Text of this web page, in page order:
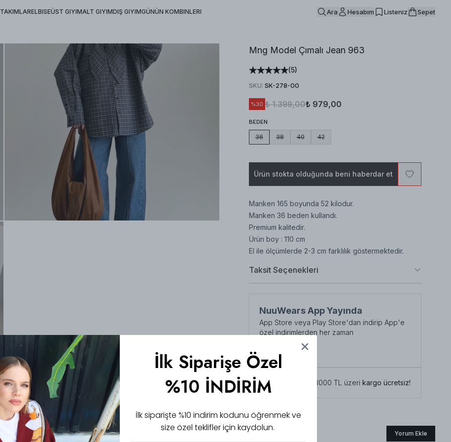
TAKIMLARELBISEÜST GIYIMALT GIYIMDIŞ GIYIMGÜNÜN KOMBINLERI Ara Hesabım Listeniz Sepet
Mng Model Çımalı Jean 963
(5)
SKU: SK-278-00
%30 ₺ 1.399,00₺ 979,00
BEDEN
36 38 40 42
Ürün stokta olduğunda beni haberdar et
Manken 165 boyunda 52 kilodur.
Manken 36 beden kullandı.
Premium kalitedir.
Ürün boy : 110 cm
El ile ölçümlerde 2-3 cm farklılık göstermektedir.
Taksit Seçenekleri
NuuWears App Yayında
App Store veya Play Store'dan indirip App'e
özel indirimlerden her zaman
faydalanabilirsiniz
Tüm siparişlerde 3000 TL üzeri kargo ücretsiz!
Yorum Ekle
İlk Siparişe Özel
%10 İNDİRİM
İlk siparişte %10 indirim kodunu öğrenmek ve
size özel teklifler için kaydolun.